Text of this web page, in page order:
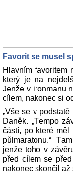
Favorit se musel
Hlavním favoritem
který je na
Jenže v ironmanu
cílem, nakonec si
„Vše se v
Daněk. „Tempo
částí, po které měl
půlmaratonu.“
jenže toho v
před cílem se
nakonec skončil až